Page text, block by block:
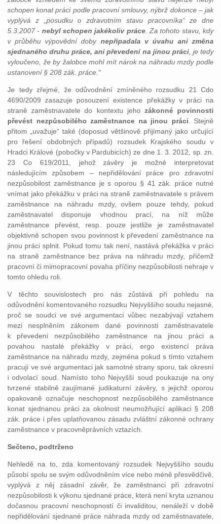
schopen konat práci podle pracovní smlouvy, nýbrž dokonce – jak
vyplývá z „posudku o zdravotním stavu pracovníka“ ze dne
5.3.2007 - nebyl schopen jakékoliv práce. Za tohoto stavu, kdy
v průběhu výpovědní doby nepřipadala v úvahu ani změna
sjednaného druhu práce, ani převedení na jinou práci, je tedy
vyloučeno, že by žalobce mohl mít nárok na náhradu mzdy podle
ustanovení § 208 zák. práce.“
Je tedy zřejmé, že odůvodnění zmíněného rozsudku 21 Cdo
4690/2009 zasazuje posouzení existence překážky v práci na
straně zaměstnavatele do kontextu jeho zákonné povinnosti
převést nezpůsobilého zaměstnance na jinou práci . Stejně
přitom „uvažuje“ také (doposud většinově přijímaný jako určující
pro řešení obdobných případů) rozsudek Krajského soudu v
Hradci Králové (pobočky v Pardubicích) ze dne 1. 3. 2012, sp. zn.
23 Co 619/2011, jehož závěry je možné interpretovat
následujícím způsobem – nepřidělování práce pro zdravotní
nezpůsobilost zaměstnance je s oporou § 41 zák. práce nutné
vnímat jako překážku v práci na straně zaměstnavatele s právem
zaměstnance na náhradu mzdy, ovšem pouze tehdy, pokud
zaměstnavatel disponuje vhodnou prací, na níž může
zaměstnance převést, resp. pouze jestliže je zaměstnavatel
objektivně schopen svou povinnost k převedení zaměstnance na
jinou práci splnit. Pokud tomu tak není, nastává překážka v práci
na straně zaměstnance bez práva na náhradu mzdy, přičemž
pracovní či mimopracovní povaha příčiny nezpůsobilosti nehraje v
tomto ohledu roli.
V těchto souvislostech pro nás zůstává při pohledu na
odůvodnění komentovaného rozsudku Nejvyššího soudu nejasné,
proč se soudci ve své argumentaci vůbec nezabývají vztahem
mezi nesplněním zákonem dané povinnosti zaměstnavatele
k převedení nezpůsobilého zaměstnance na jinou práci a
povahou nastalé překážky v práci, ergo existencí práva
zaměstnance na náhradu mzdy, zejména pokud s tímto vztahem
pracují ve své argumentaci jak samotné strany sporu, tak okresní
i odvolací soud. Namísto toho Nejvyšší soud poukazuje na ony
tvrzené stabilně zaujímané judikaturní závěry, s jejichž oporou
opakovaně označuje neschopnost nezpůsobilého zaměstnance
konat sjednanou práci za okolnost neumožňující aplikaci § 208
zák. práce i přes uplatňovanou zásadu zvláštní zákonné ochrany
zaměstnance v pracovněprávních vztazích.
Sečteno, podtrženo
Nehledě na to, zda komentovaný rozsudek Nejvyššího soudu
působí spolu se svým odůvodněním více nebo méně přesvědčivě,
vyplývá z něj zásadní závěr, že zaměstnanci při zdravotní
nezpůsobilosti k výkonu sjednané práce, která není kryta uznanou
dočasnou pracovní neschopností či invaliditou, nenáleží v době
nepřidělování sjednané práce náhrada mzdy od zaměstnavatele,